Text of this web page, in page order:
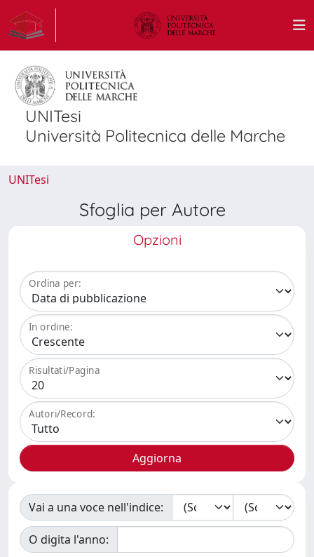
UNITesi
Università Politecnica delle Marche
UNITesi
Sfoglia per Autore
Opzioni
Ordina per:
In ordine:
Risultati/Pagina
Autori/Record:
Vai a una voce nell'indice:
O digita l'anno: